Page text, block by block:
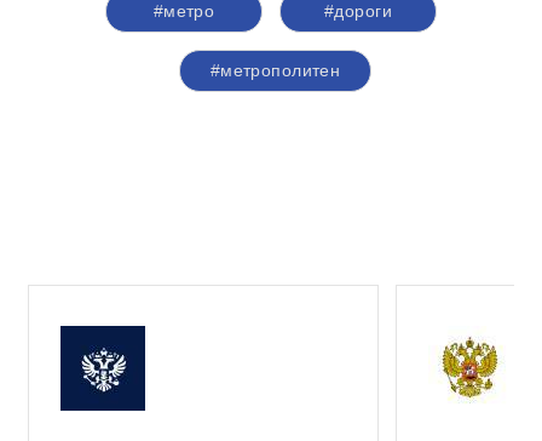
#метро #дороги
#метрополитен